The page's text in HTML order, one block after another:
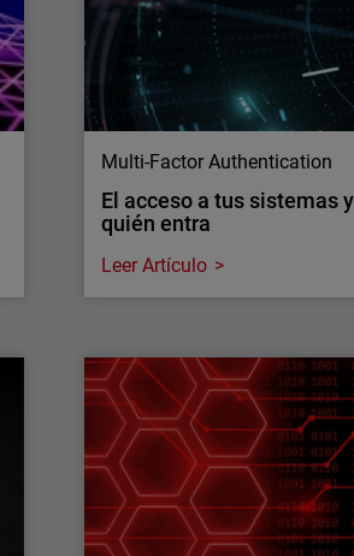
Multi-Factor Authentication
El acceso a tus sistemas
quién entra
El acceso a tus sistemas
quién entra
A medida que crece el
aumenta la complejidad
identidades sin añadir más
Leer Artículo